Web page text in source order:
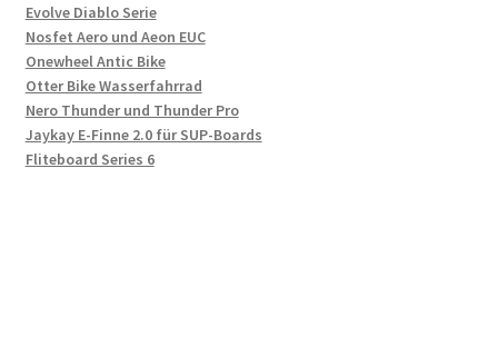
Evolve Diablo Serie
Nosfet Aero und Aeon EUC
Onewheel Antic Bike
Otter Bike Wasserfahrrad
Nero Thunder und Thunder Pro
Jaykay E-Finne 2.0 für SUP-Boards
Fliteboard Series 6